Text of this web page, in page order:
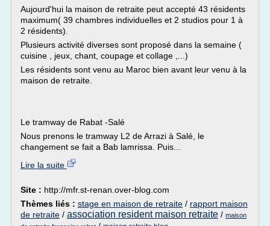
Aujourd'hui la maison de retraite peut accepté 43 résidents
maximum( 39 chambres individuelles et 2 studios pour 1 à
2 résidents).
Plusieurs activité diverses sont proposé dans la semaine (
cuisine , jeux, chant, coupage et collage ,...)
Les résidents sont venu au Maroc bien avant leur venu à la
maison de retraite.
Le tramway de Rabat -Salé
Nous prenons le tramway L2 de Arrazi à Salé, le
changement se fait a Bab lamrissa. Puis...
Lire la suite
Site : http://mfr.st-renan.over-blog.com
Thèmes liés : stage en maison de retraite / rapport maison
de retraite / association resident maison retraite / maison